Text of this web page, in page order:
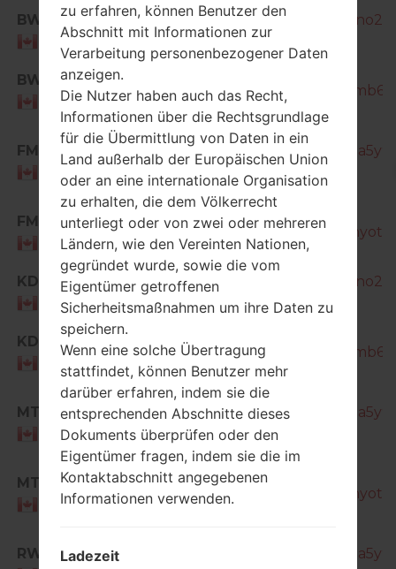
BWA
Canada
SM-
BWA
Canada
FMC
Canada
SM-
FMC
Canada
SM-
KDO
Canada
SM-
KDO
Canada
MTA
Canada
SM-
MTA
Canada
SM-
RWC
SM-
zu erfahren, können Benutzer den
Abschnitt mit Informationen zur
Verarbeitung personenbezogener Daten
anzeigen.
Die Nutzer haben auch das Recht,
Informationen über die Rechtsgrundlage
für die Übermittlung von Daten in ein
Land außerhalb der Europäischen Union
oder an eine internationale Organisation
zu erhalten, die dem Völkerrecht
unterliegt oder von zwei oder mehreren
Ländern, wie den Vereinten Nationen,
gegründet wurde, sowie die vom
Eigentümer getroffenen
Sicherheitsmaßnahmen um ihre Daten zu
speichern.
Wenn eine solche Übertragung
stattfindet, können Benutzer mehr
darüber erfahren, indem sie die
entsprechenden Abschnitte dieses
Dokuments überprüfen oder den
Eigentümer fragen, indem sie die im
Kontaktabschnitt angegebenen
Informationen verwenden.
Ladezeit